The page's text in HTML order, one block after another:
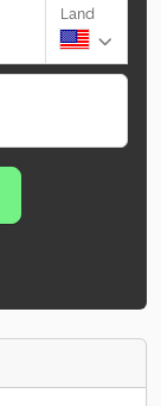
Land